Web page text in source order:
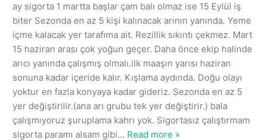
ay sigorta 1 martta başlar çam balı olmaz ise 15 Eylül iş
biter Sezonda en az 5 kişi kalınacak arının yanında. Yeme
içme kalacak yer tarafıma ait. Rezillik sıkıntı çekmez. Mart
15 haziran arası çok yoğun geçer. Daha önce ekip halinde
arıcı yanında çalışmış olmalı.ilk maaşın yarısı haziran
sonuna kadar içeride kalır. Kışlama aydında. Doğu olayı
yoktur en fazla konyaya kadar gideriz. Sezonda en az 5
yer değiştirilir.(ana arı grubu tek yer değiştirir.) bala
çalışmıyoruz şuruplama kahrı yok. Sigortasız çalıştırmam
sigorta paramı alsam gibi… Read more »